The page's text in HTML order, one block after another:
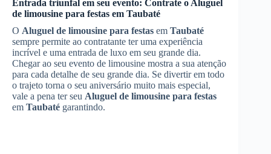
Entrada triunfal em seu evento: Contrate o Aluguel
de limousine para festas em Taubaté
O Aluguel de limousine para festas em Taubaté
sempre permite ao contratante ter uma experiência
incrível e uma entrada de luxo em seu grande dia.
Chegar ao seu evento de limousine mostra a sua atenção
para cada detalhe de seu grande dia. Se divertir em todo
o trajeto torna o seu aniversário muito mais especial,
vale a pena ter seu Aluguel de limousine para festas
em Taubaté garantindo.